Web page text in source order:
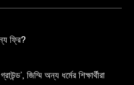
ফ্রি?
জিম্মি অন্য ধর্মের শিক্ষার্থীরা